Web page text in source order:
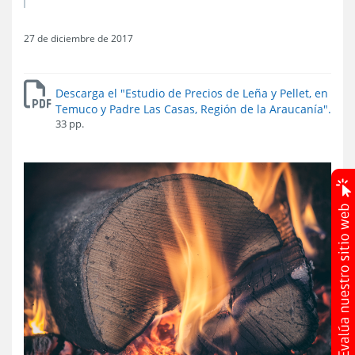
27 de diciembre de 2017
Descarga el "Estudio de Precios de Leña y Pellet, en
Temuco y Padre Las Casas, Región de la Araucanía".
33 pp.